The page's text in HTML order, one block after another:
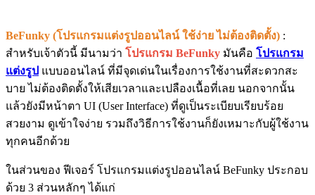
BeFunky (โปรแกรมแต่งรูปออนไลน์ ใช้ง่าย ไม่ต้องติดตั้ง) :
สำหรับเจ้าตัวนี้ มีนามว่า โปรแกรม BeFunky มันคือ โปรแกรม
แต่งรูป แบบออนไลน์ ที่มีจุดเด่นในเรื่องการใช้งานที่สะดวกสะ
บาย ไม่ต้องติดตั้งให้เสียเวลาและเปลืองเนื้อที่เลย นอกจากนั้น
แล้วยังมีหน้าตา UI (User Interface) ที่ดูเป็นระเบียบเรียบร้อย
สวยงาม ดูเข้าใจง่าย รวมถึงวิธีการใช้งานก็ยังเหมาะกับผู้ใช้งาน
ทุกคนอีกด้วย
ในส่วนของ ฟีเจอร์ โปรแกรมแต่งรูปออนไลน์ BeFunky ประกอบ
ด้วย 3 ส่วนหลักๆ ได้แก่